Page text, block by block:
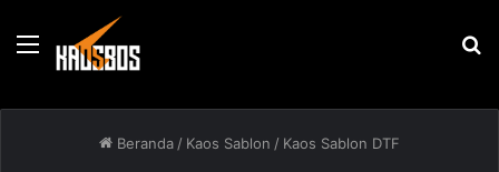
Menu
Beranda / Kaos Sablon / Kaos Sablon DTF